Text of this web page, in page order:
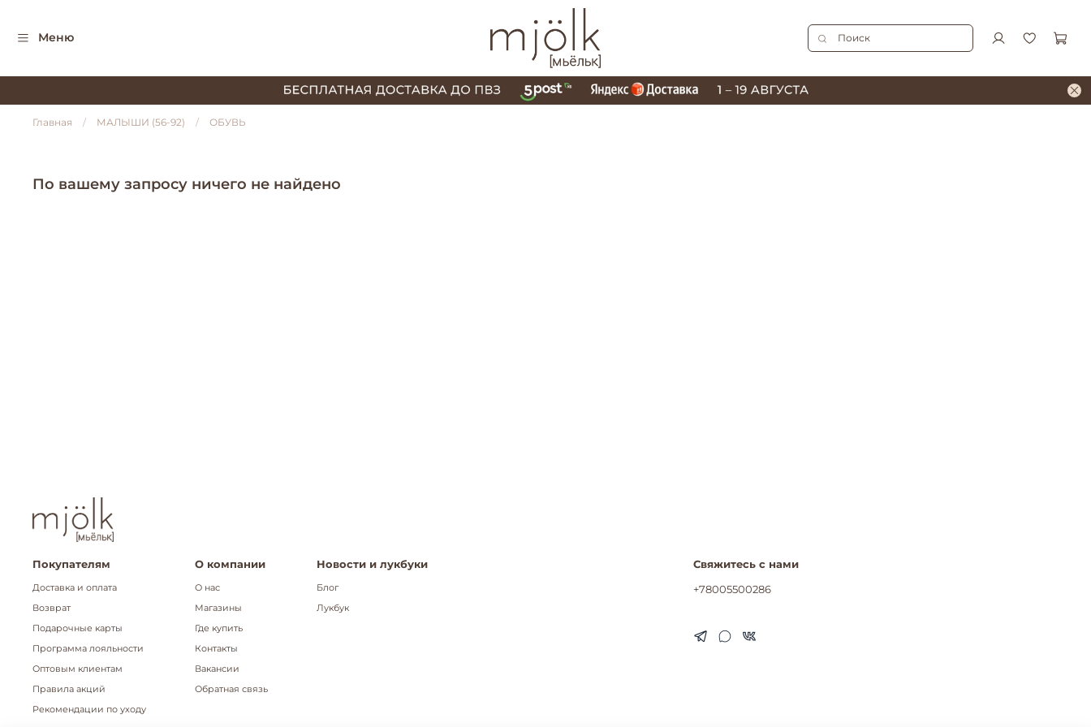
Меню
Главная МАЛЫШИ (56-92) ОБУВЬ
По вашему запросу ничего не найдено
Покупателям
Доставка и оплата
Возврат
Подарочные карты
Программа лояльности
Оптовым клиентам
Правила акций
Рекомендации по уходу
О компании
О нас
Магазины
Где купить
Контакты
Вакансии
Обратная связь
Новости и лукбуки
Блог
Лукбук
Свяжитесь с нами
+78005500286